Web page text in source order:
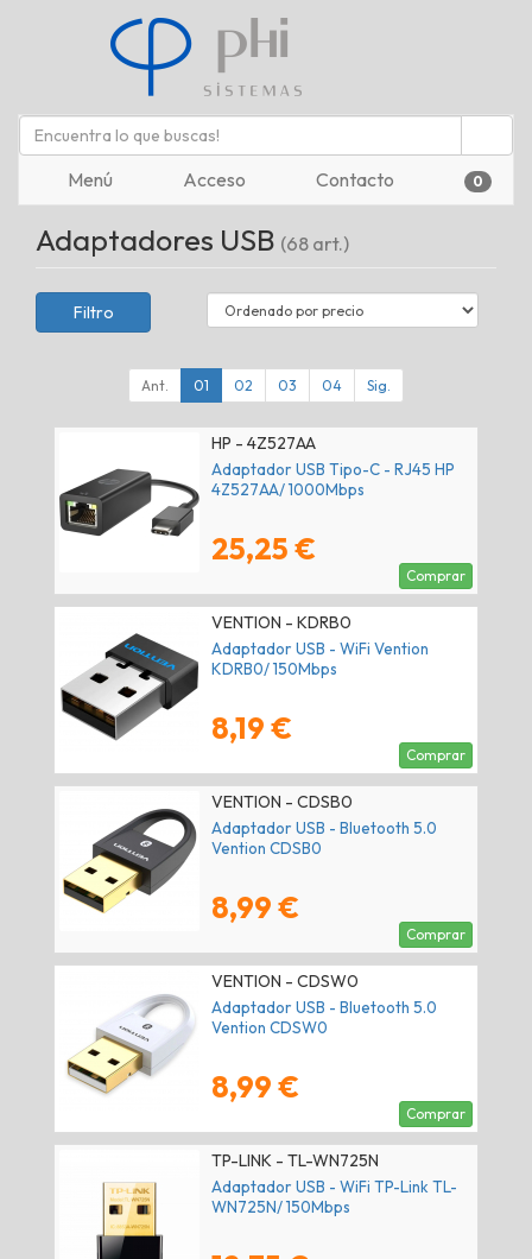
Menú Acceso Contacto 0
Adaptadores USB (68 art.)
Filtro
Ant. 01 02 03 04 Sig.
HP - 4Z527AA
Adaptador USB Tipo-C - RJ45 HP
4Z527AA/ 1000Mbps
25,25 €
Comprar
VENTION - KDRB0
Adaptador USB - WiFi Vention
KDRB0/ 150Mbps
8,19 €
Comprar
VENTION - CDSB0
Adaptador USB - Bluetooth 5.0
Vention CDSB0
8,99 €
Comprar
VENTION - CDSW0
Adaptador USB - Bluetooth 5.0
Vention CDSW0
8,99 €
Comprar
TP-LINK - TL-WN725N
Adaptador USB - WiFi TP-Link TL-
WN725N/ 150Mbps